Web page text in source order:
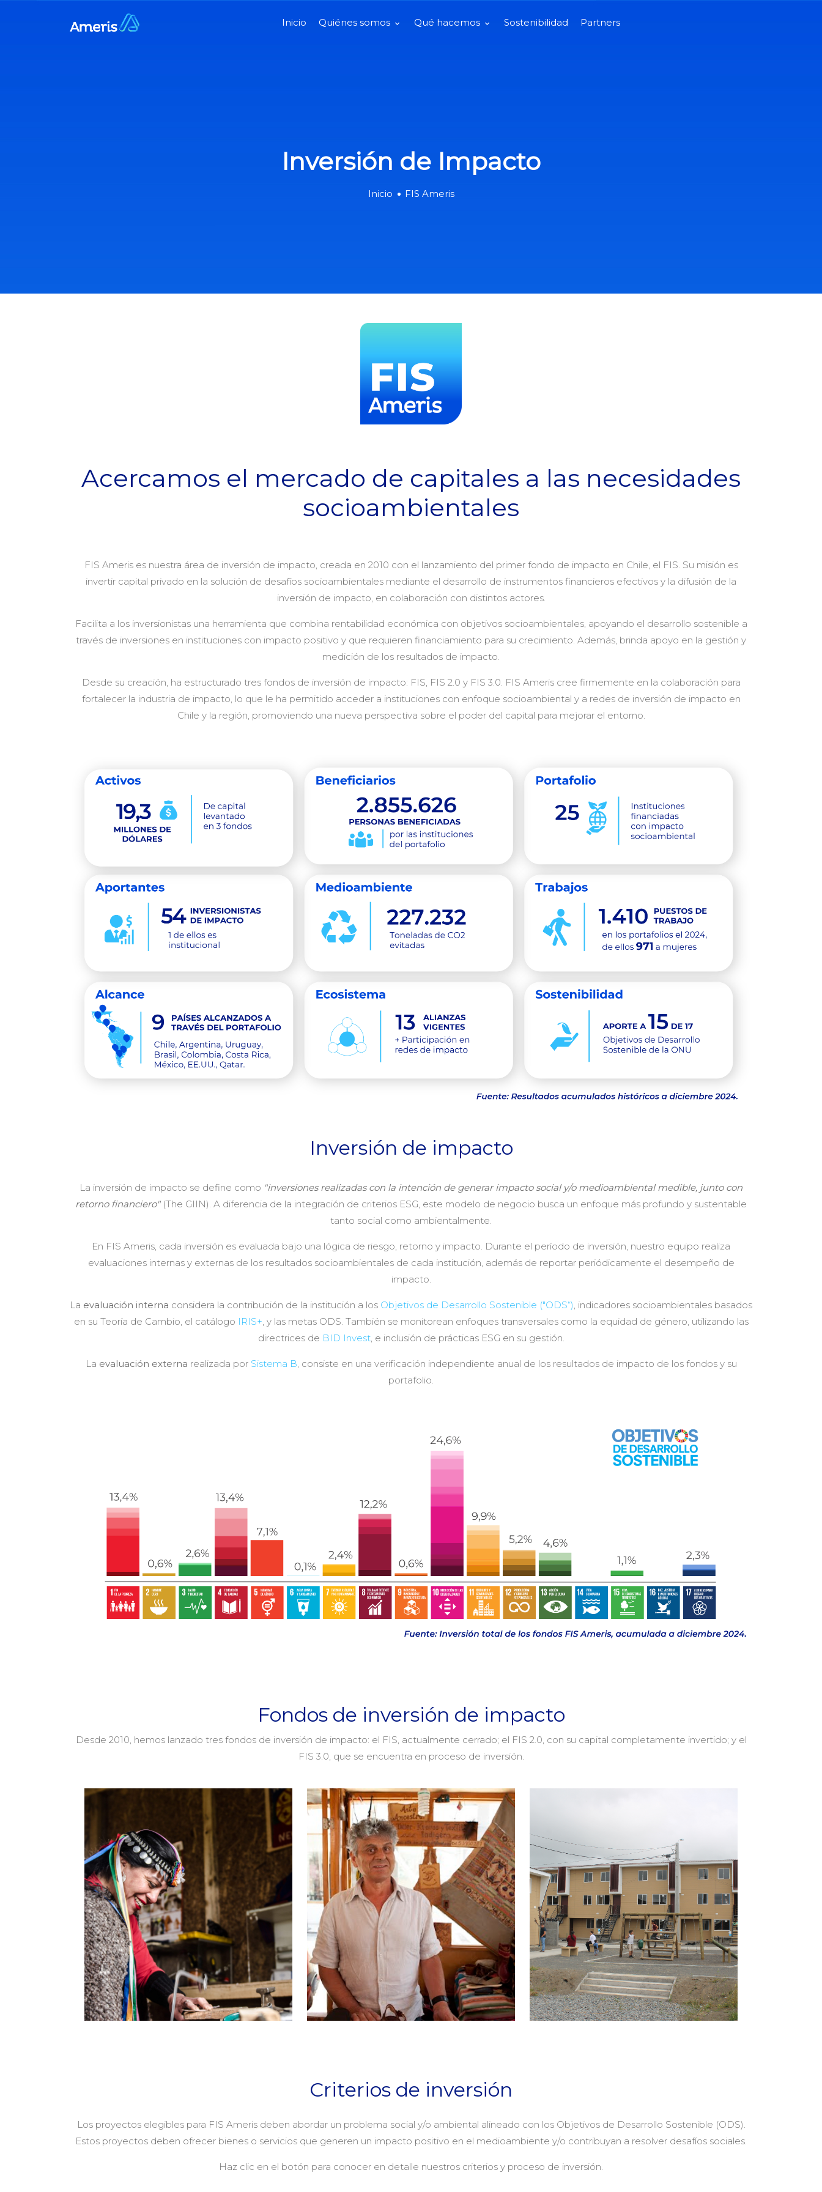
Inicio Quiénes somos Qué hacemos Sostenibilidad Partners
Inversión de Impacto
Inicio FIS Ameris
Acercamos el mercado de capitales a las necesidades
socioambientales
FIS Ameris es nuestra área de inversión de impacto, creada en 2010 con el lanzamiento del primer fondo de impacto en Chile, el FIS. Su misión es
invertir capital privado en la solución de desafíos socioambientales mediante el desarrollo de instrumentos financieros efectivos y la difusión de la
inversión de impacto, en colaboración con distintos actores.
Facilita a los inversionistas una herramienta que combina rentabilidad económica con objetivos socioambientales, apoyando el desarrollo sostenible a
través de inversiones en instituciones con impacto positivo y que requieren financiamiento para su crecimiento. Además, brinda apoyo en la gestión y
medición de los resultados de impacto.
Desde su creación, ha estructurado tres fondos de inversión de impacto: FIS, FIS 2.0 y FIS 3.0. FIS Ameris cree firmemente en la colaboración para
fortalecer la industria de impacto, lo que le ha permitido acceder a instituciones con enfoque socioambiental y a redes de inversión de impacto en
Chile y la región, promoviendo una nueva perspectiva sobre el poder del capital para mejorar el entorno.
Inversión de impacto
La inversión de impacto se define como "inversiones realizadas con la intención de generar impacto social y/o medioambiental medible, junto con
retorno financiero"(The GIIN). A diferencia de la integración de criterios ESG, este modelo de negocio busca un enfoque más profundo y sustentable
tanto social como ambientalmente.
En FIS Ameris, cada inversión es evaluada bajo una lógica de riesgo, retorno y impacto. Durante el período de inversión, nuestro equipo realiza
evaluaciones internas y externas de los resultados socioambientales de cada institución, además de reportar periódicamente el desempeño de
impacto.
La evaluación interna considera la contribución de la institución a los Objetivos de Desarrollo Sostenible ("ODS“) , indicadores socioambientales basados
en su Teoría de Cambio, el catálogo IRIS+ , y las metas ODS. También se monitorean enfoques transversales como la equidad de género, utilizando las
directrices de BID Invest, e inclusión de prácticas ESG en su gestión.
La evaluación externa realizada por Sistema B , consiste en una verificación independiente anual de los resultados de impacto de los fondos y su
portafolio.
Fondos de inversión de impacto
Desde 2010, hemos lanzado tres fondos de inversión de impacto: el FIS, actualmente cerrado; el FIS 2.0, con su capital completamente invertido; y el
FIS 3.0, que se encuentra en proceso de inversión.
Criterios de inversión
Los proyectos elegibles para FIS Ameris deben abordar un problema social y/o ambiental alineado con los Objetivos de Desarrollo Sostenible (ODS).
Estos proyectos deben ofrecer bienes o servicios que generen un impacto positivo en el medioambiente y/o contribuyan a resolver desafíos sociales.
Haz clic en el botón para conocer en detalle nuestros criterios y proceso de inversión.